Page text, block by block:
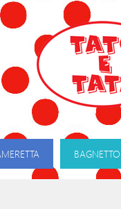
BAGNETTO